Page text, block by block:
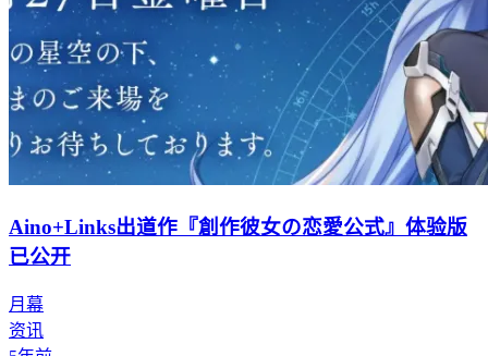
Aino+Links出道作『創作彼女の恋愛公式』体验版
已公开
月幕
资讯